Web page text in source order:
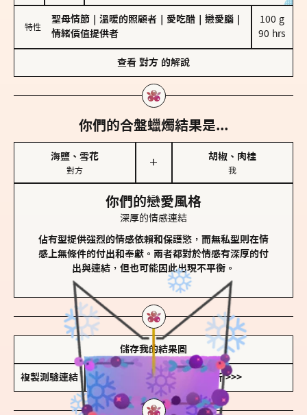
特性
聖母情節 溫暖的照顧者 愛吃醋 戀愛腦
情緒價值提供者
100 g
90 hrs
查看 對方 的解說
你們的合盤蠟燭結果是...
海鹽、雪花
對方
＋
胡椒、肉桂
我
你們的戀愛風格
深厚的情感連結
佔有型提供強烈的情感依賴和保護慾，而無私型則在情
感上無條件的付出和奉獻。兩者都對於情感有深厚的付
出與連結，但也可能因此出現不平衡。
儲存我的結果圖
複製測驗連結 查看香氛類型全解析 >>>